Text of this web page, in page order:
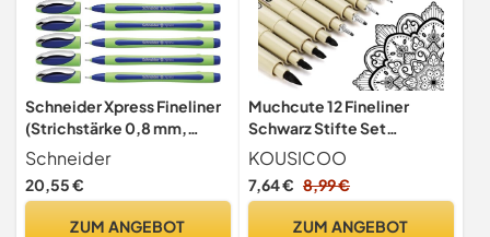
Schneider Xpress Fineliner
(Strichstärke 0,8 mm,
dokumentenecht) 10er
Packung blau
Schneider
20,55 €
ZUM ANGEBOT
Muchcute 12 Fineliner
Schwarz Stifte Set
Tuschestifte Zentangle
Manga Art
KOUSICOO
7,64 € 8,99 €
ZUM ANGEBOT